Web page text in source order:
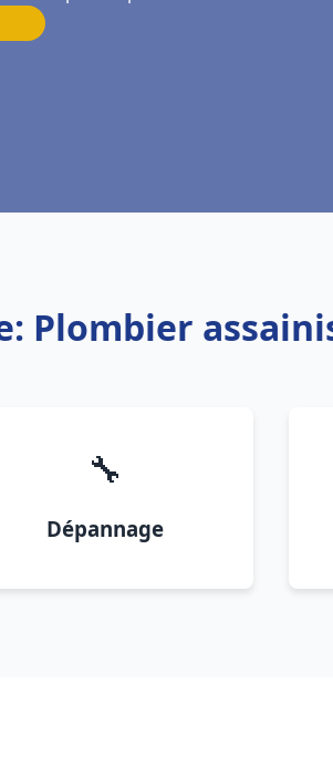
Plombier
🔧
Dépannage